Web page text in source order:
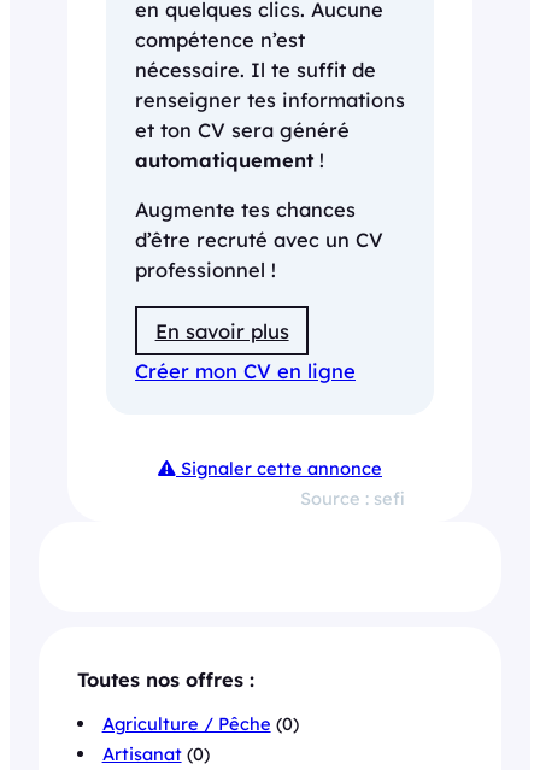
en quelques clics. Aucune
compétence n’est
nécessaire. Il te suffit de
renseigner tes informations
et ton CV sera généré
automatiquement!
Augmente tes chances
d’être recruté avec un CV
professionnel !
En savoir plus
Créer mon CV en ligne
Signaler cette annonce
Source : sefi
Toutes nos offres :
Agriculture / Pêche (0)
Artisanat(0)